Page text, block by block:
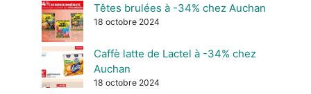
Têtes brulées à -34% chez Auchan
18 octobre 2024
Caffè latte de Lactel à -34% chez
Auchan
18 octobre 2024